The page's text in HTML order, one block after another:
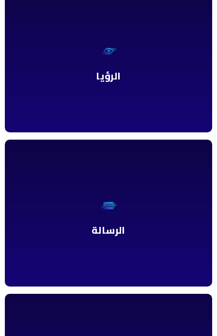
الرؤيا
الريادة والتميز في التعليم والتعلم والبحث العلمي في العلوم الزراعية
الرسالة
تهيئة بيئة تعليمية جاذبة ومواكبة للتطورات العلمية والتقنية في المجالات
العلمية ونقل المعرفة وتوطين التقنية وخدمة المجتمع.